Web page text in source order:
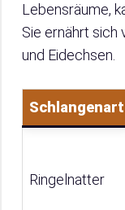
Lebensräume,
Sie ernährt sich
und Eidechsen.
Schlangenart
Ringelnatter